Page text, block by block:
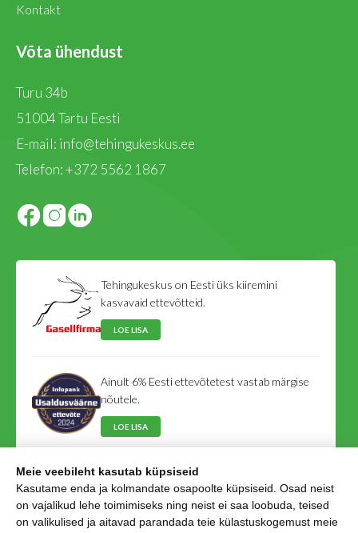
Kontakt
Võta ühendust
Turu 34b
51004 Tartu Eesti
E-mail: info@tehingukeskus.ee
Telefon:+372 5562 1867
Tehingukeskus on Eesti üks kiiremini
kasvavaid ettevõtteid.
LOE LISA
Ainult 6% Eesti ettevõtetest vastab märgise
nõutele.
LOE LISA
Tehingukeskus on Eesti Võlausaldajate Liidu
liige.
LOE LISA
Meie veebileht kasutab küpsiseid
Kasutame enda ja kolmandate osapoolte küpsiseid. Osad neist
on vajalikud lehe toimimiseks ning neist ei saa loobuda, teised
on valikulised ja aitavad parandada teie külastuskogemust meie